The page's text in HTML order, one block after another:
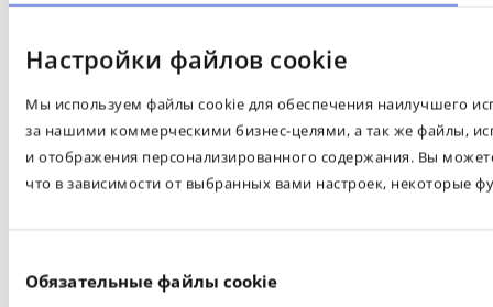
Настройки файлов cookie
Мы используем файлы cookie для обеспечения наилучшего
за нашими коммерческими бизнес-целями, а так же файлы,
и отображения персонализированного содержания. Вы
что в зависимости от выбранных вами настроек, некоторые
согласия
Обязательные файлы cookie